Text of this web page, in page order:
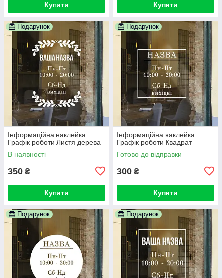
Купити Купити
Подарунок
Інформаційна наклейка
Графік роботи Листя дерева
В наявності
350 ₴
Купити
Подарунок
Інформаційна наклейка
Графік роботи Квадрат
Готово до відправки
300 ₴
Купити
Подарунок Подарунок